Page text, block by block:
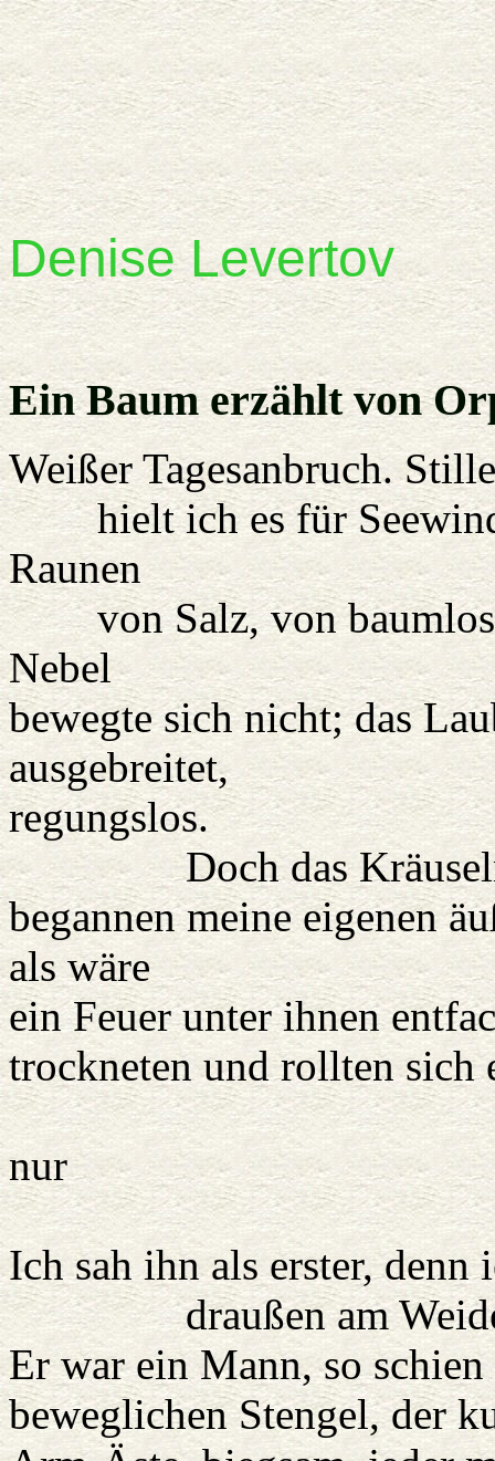
DeniseLevertov
Ein Baum erzählt von
Weißer Tagesanbruch.
hielt ich es für Seewind,
Raunen
von Salz, von
Nebel
bewegte sich nicht; das
ausgebreitet,
regungslos.
Doch das Kräuseln
begannen meine eigenen
als wäre
ein Feuer unter ihnen
trockneten und rollten sich
Doch ich
nur
wachsam
Ich sah ihn als erster, denn
draußen am
Er war ein Mann, so
beweglichen Stengel, der